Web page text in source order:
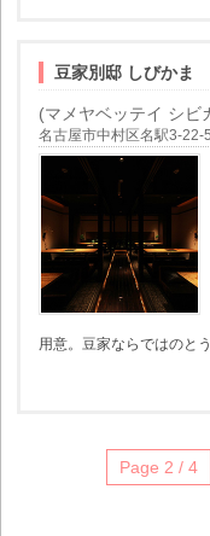
豆家別邸 しびかま
(マメヤベッテイ シビ
名古屋市中村区名駅3-
用意。豆家ならではのと
Page 2 / 4